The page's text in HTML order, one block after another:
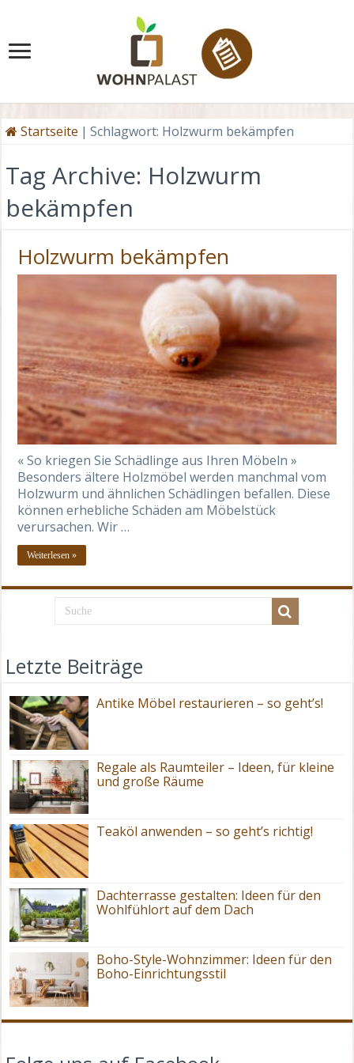
Startseite | Schlagwort: Holzwurm bekämpfen
Tag Archive: Holzwurm
bekämpfen
Holzwurm bekämpfen
« So kriegen Sie Schädlinge aus Ihren Möbeln »
Besonders ältere Holzmöbel werden manchmal vom
Holzwurm und ähnlichen Schädlingen befallen. Diese
können erhebliche Schäden am Möbelstück
verursachen. Wir …
Weiterlesen »
Letzte Beiträge
Antike Möbel restaurieren – so geht’s!
Regale als Raumteiler – Ideen, für kleine
und große Räume
Teaköl anwenden – so geht’s richtig!
Dachterrasse gestalten: Ideen für den
Wohlfühlort auf dem Dach
Boho-Style-Wohnzimmer: Ideen für den
Boho-Einrichtungsstil